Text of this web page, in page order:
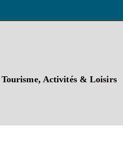
Tourisme, Activités & Loisirs